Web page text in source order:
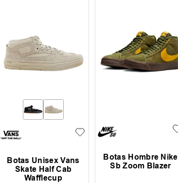
Botas Unisex Vans
Skate Half Cab
Wafflecup
Botas Hombre Nike
Sb Zoom Blazer